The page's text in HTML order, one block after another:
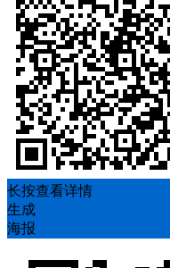
长按查看详情
生成
海报